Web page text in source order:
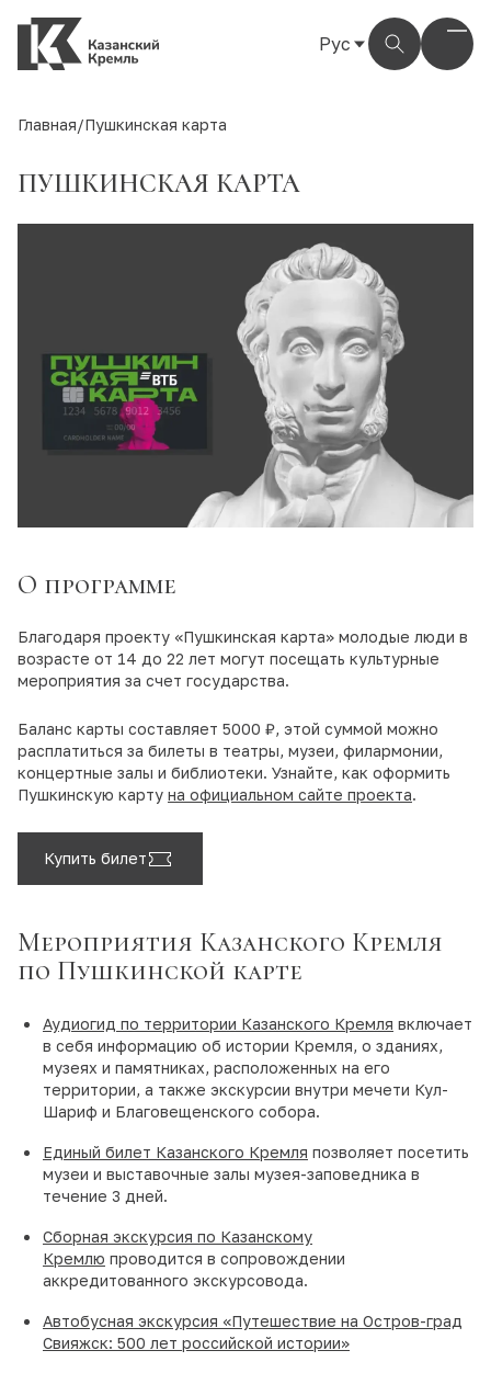
Рус
Главная/Пушкинская карта
ПУШКИНСКАЯ КАРТА
О программе
Благодаря проекту «Пушкинская карта» молодые люди в
возрасте от 14 до 22 лет могут посещать культурные
мероприятия за счет государства.
Баланс карты составляет 5000 ₽, этой суммой можно
расплатиться за билеты в театры, музеи, филармонии,
концертные залы и библиотеки. Узнайте, как оформить
Пушкинскую карту на официальном сайте проекта.
Купить билет
Мероприятия Казанского Кремля
по Пушкинской карте
Аудиогид по территории Казанского Кремля включает
в себя информацию об истории Кремля, о зданиях,
музеях и памятниках, расположенных на его
территории, а также экскурсии внутри мечети Кул-
Шариф и Благовещенского собора.
Единый билет Казанского Кремля позволяет посетить
музеи и выставочные залы музея-заповедника в
течение 3 дней.
Сборная экскурсия по Казанскому
Кремлю проводится в сопровождении
аккредитованного экскурсовода.
Автобусная экскурсия «Путешествие на Остров-град
Свияжск: 500 лет российской истории»